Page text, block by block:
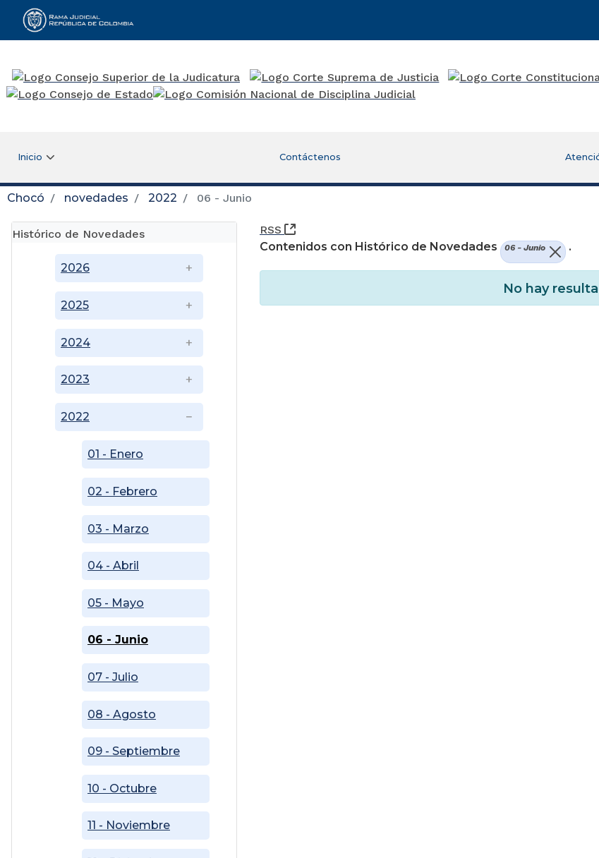
Rama Judicial
Inicio Contáctenos
Chocó novedades 2022 06 - Junio
Histórico de Novedades
2022
01 - Enero
02 - Febrero
03 - Marzo
04 - Abril
05 - Mayo
06 - Junio
07 - Julio
08 - Agosto
09 - Septiembre
10 - Octubre
11 - Noviembre
2023
2024
2025
2026
RSS
(Abre una nueva ventana)
Contenidos con Histórico de Novedades
06 - Junio .
No hay